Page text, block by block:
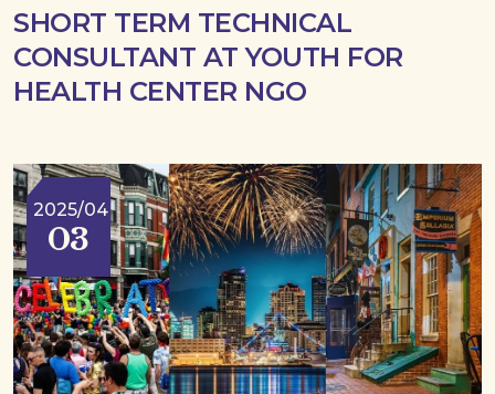
SHORT TERM TECHNICAL
CONSULTANT AT YOUTH FOR
HEALTH CENTER NGO
2025/04
03